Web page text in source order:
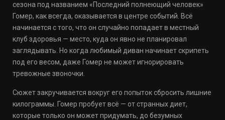
сезона под названием «Последний полнеющий человек»
Гомер, как всегда, оказывается в центре событий. Всё
начинается с того, что он случайно попадает в местный
клуб здоровья — место, куда он явно не планировал
заглядывать. Но когда любимый диван начинает скрипеть
под его весом, даже Гомер не может игнорировать
тревожные звоночки.
Сюжет закручивается вокруг его попыток сбросить лишние
килограммы. Гомер пробует всё — от странных диет,
которые только он может придумать, до безумных